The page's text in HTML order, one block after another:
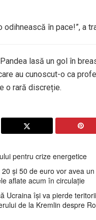
odihnească în pace!”, a
lasă un gol în
au cunoscut-o ca
o rară discreție.
pentru crize energetice
și 50 de euro vor avea
aflate acum în circulație
Ucraina își va pierde
de la Kremlin despre